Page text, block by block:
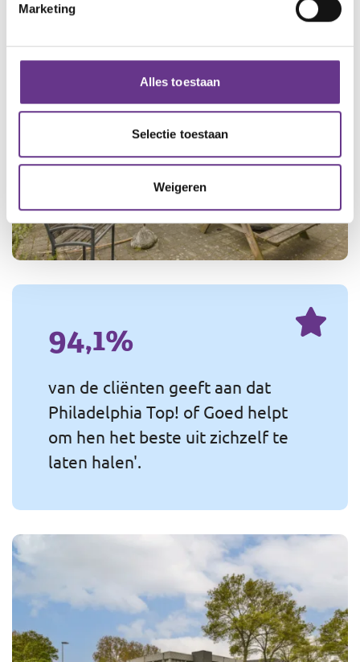
Marketing
Alles toestaan
Selectie toestaan
Weigeren
94,1%
van de cliënten geeft aan dat
Philadelphia Top! of Goed helpt
om hen het beste uit zichzelf te
laten halen'.